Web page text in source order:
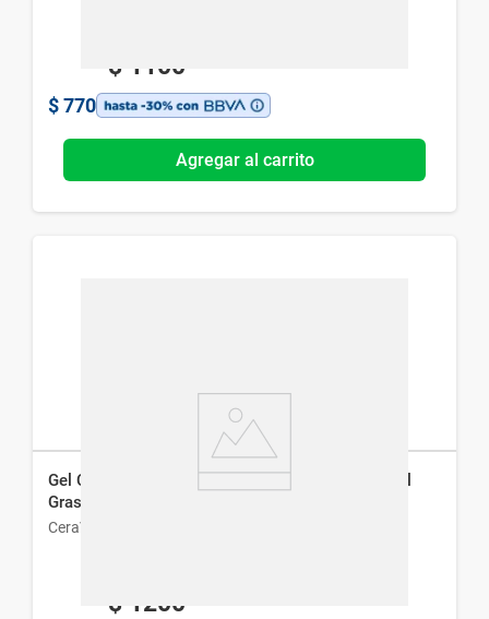
$ 1100
$ 770
Agregar al carrito
Gel Crema Hidratante Cerave Oil Control para Piel
Grasa a Mixta x 52 ml
CeraVe
$ 1200